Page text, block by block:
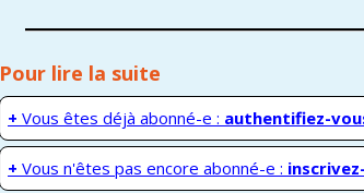
Pour lire la suite
+ Vous êtes déjà abonné-e : authentifiez-
+ Vous n'êtes pas encore abonné-e :